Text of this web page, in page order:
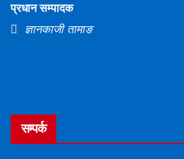
प्रधान सम्पादक
ज्ञानकाजी तामाङ
सम्पर्क